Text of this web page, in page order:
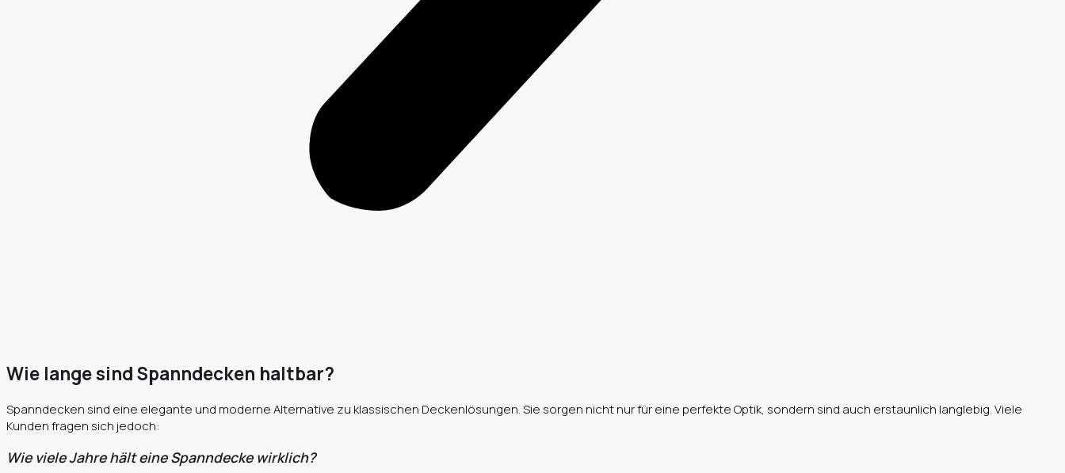
Wie lange sind Spanndecken haltbar?
Spanndecken sind eine elegante und moderne Alternative zu klassischen Deckenlösungen. Sie sorgen nicht nur für eine perfekte Optik, sondern sind auch erstaunlich langlebig. Viele
Kunden fragen sich jedoch:
Wie viele Jahre hält eine Spanndecke wirklich?